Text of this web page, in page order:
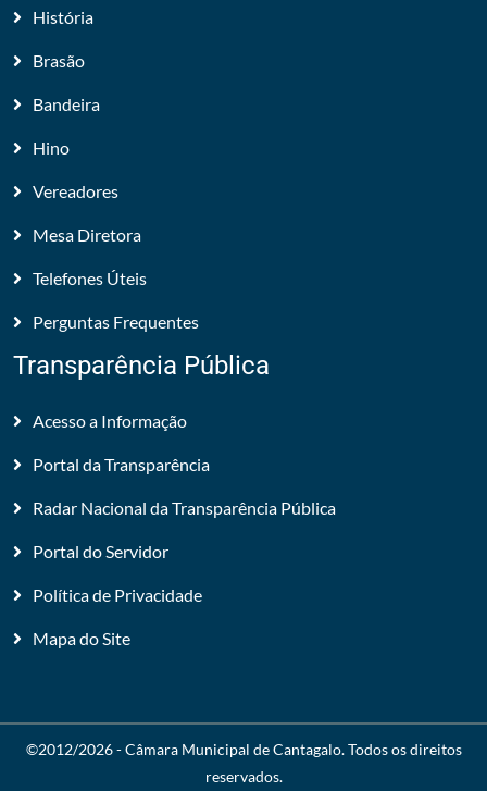
História
Brasão
Bandeira
Hino
Vereadores
Mesa Diretora
Telefones Úteis
Perguntas Frequentes
Transparência Pública
Acesso a Informação
Portal da Transparência
Radar Nacional da Transparência Pública
Portal do Servidor
Política de Privacidade
Mapa do Site
©2012/2026 -Câmara Municipal de Cantagalo. Todos os direitos
reservados.